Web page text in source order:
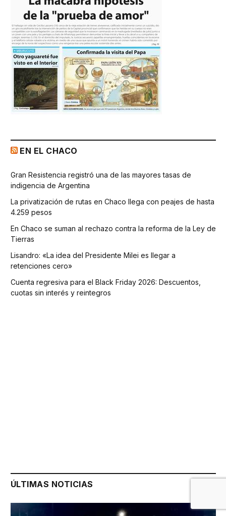
EN EL CHACO
Gran Resistencia registró una de las mayores tasas de
indigencia de Argentina
La privatización de rutas en Chaco llega con peajes de hasta
4.259 pesos
En Chaco se suman al rechazo contra la reforma de la Ley de
Tierras
Lisandro: «La idea del Presidente Milei es llegar a
retenciones cero»
Cuenta regresiva para el Black Friday 2026: Descuentos,
cuotas sin interés y reintegros
ÚLTIMAS NOTICIAS